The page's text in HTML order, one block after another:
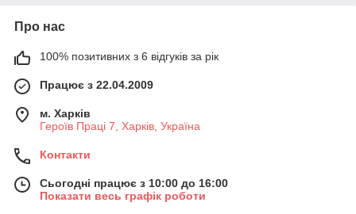
Про нас
100% позитивних з 6 відгуків за рік
Працює з 22.04.2009
м. Харків
Героїв Праці 7, Харків, Україна
Контакти
Сьогодні працює з 10:00 до 16:00
Показати весь графік роботи